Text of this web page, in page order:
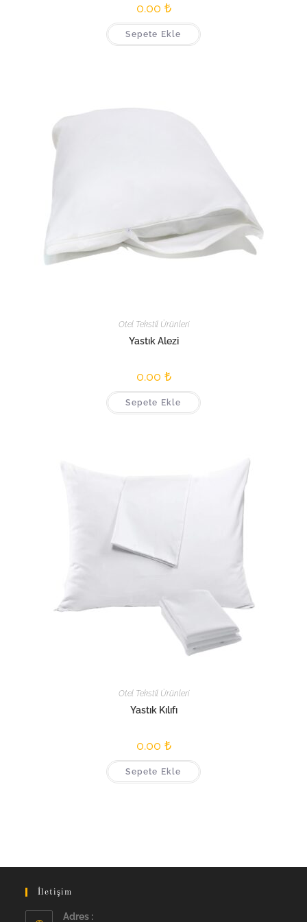
0.00 ₺
Sepete Ekle
Otel Tekstil Ürünleri
Yastık Alezi
0.00 ₺
Sepete Ekle
Otel Tekstil Ürünleri
Yastık Kılıfı
0.00 ₺
Sepete Ekle
İletişim
Adres :